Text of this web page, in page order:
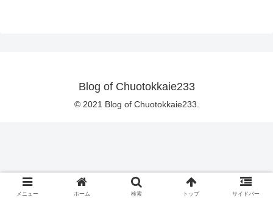
Blog of Chuotokkaie233
© 2021 Blog of Chuotokkaie233.
メニュー ホーム 検索 トップ サイドバー